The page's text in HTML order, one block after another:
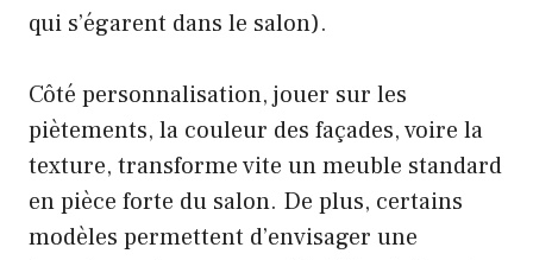
qui s’égarent dans le salon).
Côté personnalisation, jouer sur les
piètements, la couleur des façades, voire la
texture, transforme vite un meuble standard
en pièce forte du salon. De plus, certains
modèles permettent d’envisager une